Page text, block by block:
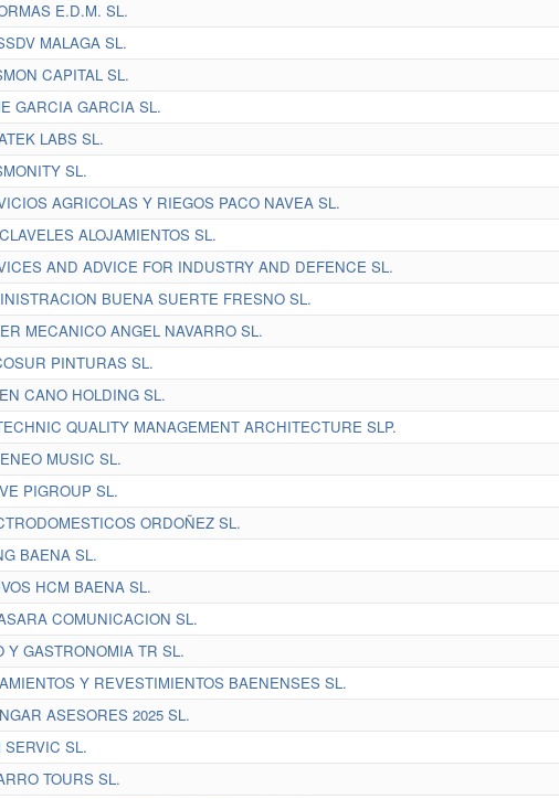
E.D.M. SL.
MALAGA SL.
CAPITAL SL.
GARCIA GARCIA SL.
LABS SL.
SL.
AGRICOLAS Y RIEGOS PACO NAVEA SL.
ALOJAMIENTOS SL.
AND ADVICE FOR INDUSTRY AND DEFENCE SL.
BUENA SUERTE FRESNO SL.
MECANICO ANGEL NAVARRO SL.
PINTURAS SL.
CANO HOLDING SL.
QUALITY MANAGEMENT ARCHITECTURE SLP.
MUSIC SL.
PIGROUP SL.
ORDOÑEZ SL.
BAENA SL.
HCM BAENA SL.
COMUNICACION SL.
Y GASTRONOMIA TR SL.
Y REVESTIMIENTOS BAENENSES SL.
ASESORES 2025 SL.
SERVIC SL.
TOURS SL.